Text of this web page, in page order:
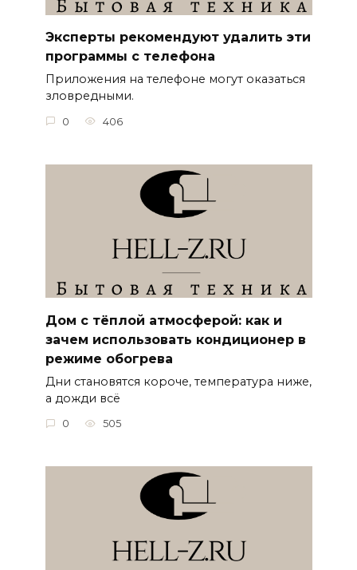
Эксперты рекомендуют удалить эти
программы с телефона
Приложения на телефоне могут оказаться
зловредными.
0 406
Дом с тёплой атмосферой: как и
зачем использовать кондиционер в
режиме обогрева
Дни становятся короче, температура ниже,
а дожди всё
0 505